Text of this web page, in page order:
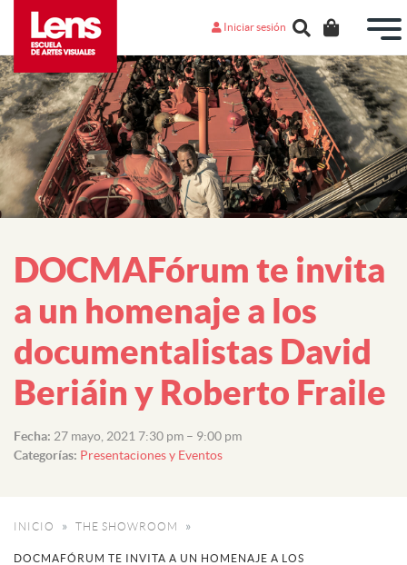
Iniciar sesión
DOCMAFórum te invita
a un homenaje a los
documentalistas David
Beriáin y Roberto Fraile
Fecha: 27 mayo, 2021 7:30 pm – 9:00 pm
Categorías: Presentaciones y Eventos
INICIO THE SHOWROOM
DOCMAFÓRUM TE INVITA A UN HOMENAJE A LOS